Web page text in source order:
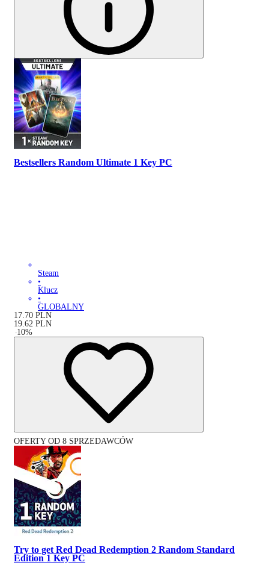
Bestsellers Random Ultimate 1 Key PC
Steam
•
Klucz
•
GLOBALNY
17.70 PLN
19.62 PLN
-10%
OFERTY OD 8 SPRZEDAWCÓW
Try to get Red Dead Redemption 2 Random Standard
Edition 1 Key PC